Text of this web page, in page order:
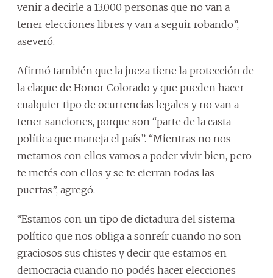
venir a decirle a 13.000 personas que no van a
tener elecciones libres y van a seguir robando”,
aseveró.
Afirmó también que la jueza tiene la protección de
la claque de Honor Colorado y que pueden hacer
cualquier tipo de ocurrencias legales y no van a
tener sanciones, porque son “parte de la casta
política que maneja el país”. “Mientras no nos
metamos con ellos vamos a poder vivir bien, pero
te metés con ellos y se te cierran todas las
puertas”, agregó.
“Estamos con un tipo de dictadura del sistema
político que nos obliga a sonreír cuando no son
graciosos sus chistes y decir que estamos en
democracia cuando no podés hacer elecciones